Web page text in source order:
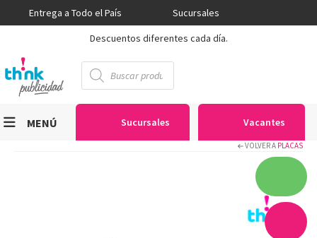
Entrega a Todo el País
Sucursales
Descuentos diferentes cada día.
Búsqueda
de
productos
Sucursales Vacantes
MENÚ
VOLVER A PLACAS